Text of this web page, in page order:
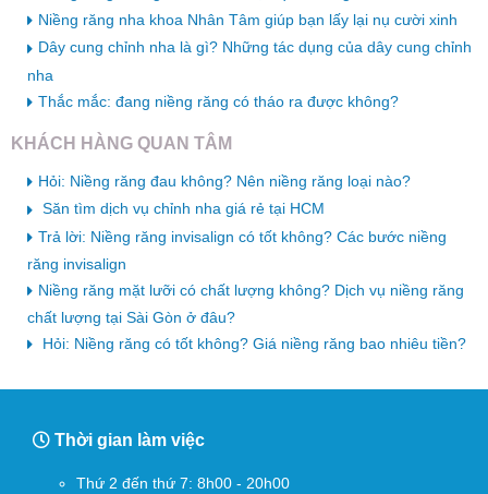
Niềng răng nha khoa Nhân Tâm giúp bạn lấy lại nụ cười xinh
Dây cung chỉnh nha là gì? Những tác dụng của dây cung chỉnh
nha
Thắc mắc: đang niềng răng có tháo ra được không?
KHÁCH HÀNG QUAN TÂM
Hỏi: Niềng răng đau không? Nên niềng răng loại nào?
Săn tìm dịch vụ chỉnh nha giá rẻ tại HCM
Trả lời: Niềng răng invisalign có tốt không? Các bước niềng
răng invisalign
Niềng răng mặt lưỡi có chất lượng không? Dịch vụ niềng răng
chất lượng tại Sài Gòn ở đâu?
Hỏi: Niềng răng có tốt không? Giá niềng răng bao nhiêu tiền?
Thời gian làm việc
Thứ 2 đến thứ 7: 8h00 - 20h00